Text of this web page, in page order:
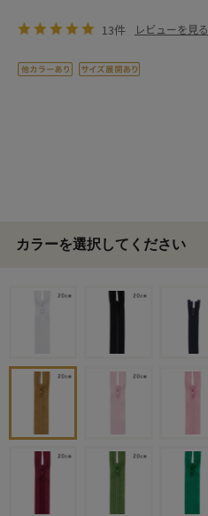
13件 レビューを見る
カラーを選択してください